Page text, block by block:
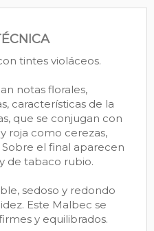
tintes violáceos.
notas florales,
características de la
que se conjugan con
roja como cerezas,
el final aparecen
de tabaco rubio.
sedoso y redondo
Este Malbec se
y equilibrados.